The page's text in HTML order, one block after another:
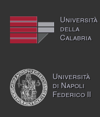
Università
della
Calabria
Università
di Napoli
Federico II